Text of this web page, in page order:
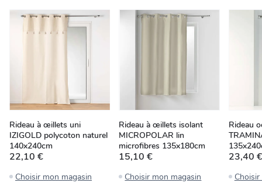
Rideau à œillets uni
IZIGOLD polycoton naturel
140x240cm
22,10 €
Choisir mon magasin
Rideau à œillets isolant
MICROPOLAR lin
microfibres 135x180cm
15,10 €
Choisir mon magasin
Rideau
23,40 €